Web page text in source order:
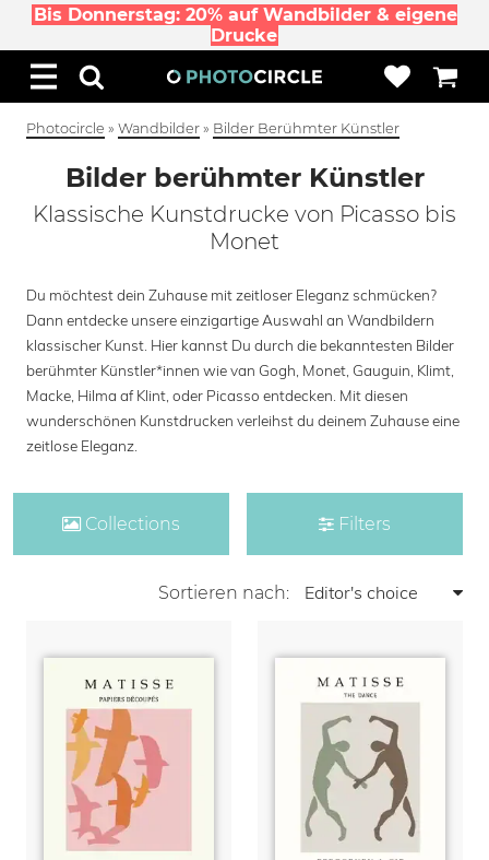
Bis Donnerstag: 20% auf Wandbilder & eigene
Drucke
Photocircle » Wandbilder » Bilder Berühmter Künstler
Bilder berühmter Künstler
Klassische Kunstdrucke von Picasso bis
Monet
Du möchtest dein Zuhause mit zeitloser Eleganz schmücken?
Dann entdecke unsere einzigartige Auswahl an Wandbildern
klassischer Kunst. Hier kannst Du durch die bekanntesten Bilder
berühmter Künstler*innen wie van Gogh, Monet, Gauguin, Klimt,
Macke, Hilma af Klint, oder Picasso entdecken. Mit diesen
wunderschönen Kunstdrucken verleihst du deinem Zuhause eine
zeitlose Eleganz.
Collections Filters
Sortieren nach: